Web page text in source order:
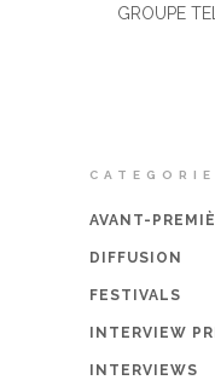
GROUPE
AVANT-
DIFFUSION
FESTIVALS
INTERVIEW
INTERVIEWS